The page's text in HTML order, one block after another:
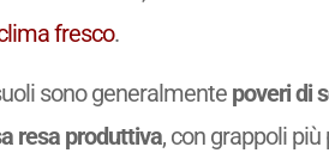
fresco.
sono generalmente poveri di
resa produttiva, con grappoli